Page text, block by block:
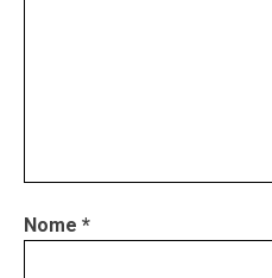
Nome *